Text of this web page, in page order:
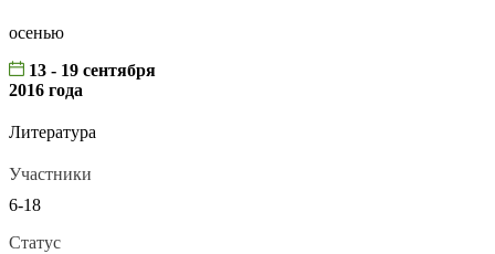
осенью
13 - 19 сентября
2016 года
Литература
Участники
6-18
Статус